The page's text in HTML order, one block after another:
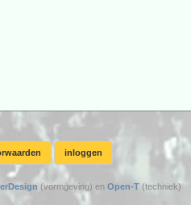
inloggen
(vormgeving) en Open-T (techniek)